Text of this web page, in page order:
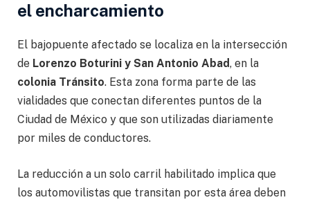
el encharcamiento
El bajopuente afectado se localiza en la intersección
de Lorenzo Boturini y San Antonio Abad, en la
colonia Tránsito. Esta zona forma parte de las
vialidades que conectan diferentes puntos de la
Ciudad de México y que son utilizadas diariamente
por miles de conductores.
La reducción a un solo carril habilitado implica que
los automovilistas que transitan por esta área deben